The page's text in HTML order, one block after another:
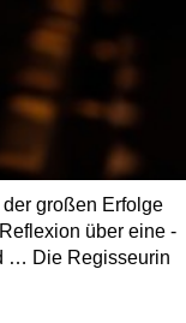
großen Erfolge
über eine
… Die Regisseurin